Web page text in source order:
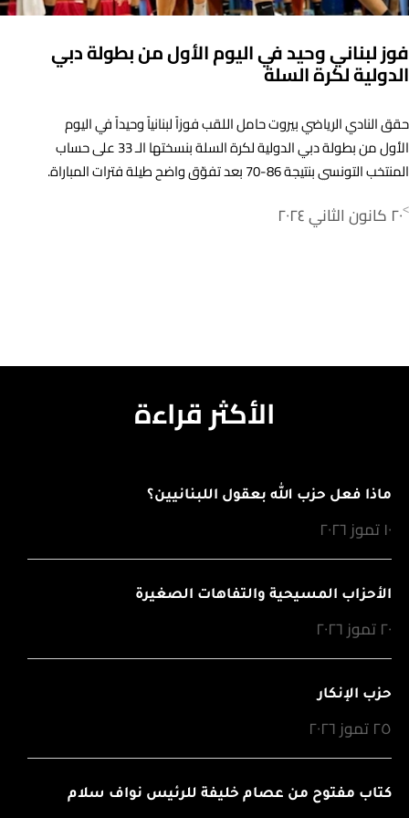
فوز لبناني وحيد في اليوم الأول من بطولة دبي
الدولية لكرة السلة
حقق النادي الرياضي بيروت حامل اللقب فوزاً لبنانياً وحيداً في اليوم
الأول من بطولة دبي الدولية لكرة السلة بنسختها الـ 33 على حساب
المنتخب التونسي بنتيجة 86-70 بعد تفوّق واضح طيلة فترات المباراة.
>٢٠ كانون الثاني ٢٠٢٤
الأكثر قراءة
ماذا فعل حزب الله بعقول اللبنانيين؟
١٠ تموز ٢٠٢٦
الأحزاب المسيحية والتفاهات الصغيرة
٢٠ تموز ٢٠٢٦
حزب الإنكار
٢٥ تموز ٢٠٢٦
كتاب مفتوح من عصام خليفة للرئيس نواف سلام